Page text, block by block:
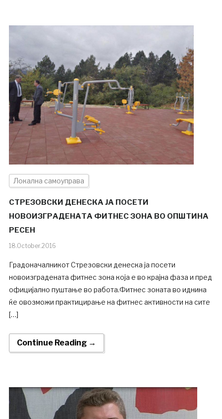
Локална самоуправа
СТРЕЗОВСКИ ДЕНЕСКА ЈА ПОСЕТИ
НОВОИЗГРАДЕНАТА ФИТНЕС ЗОНА ВО ОПШТИНА
РЕСЕН
18.October.2016
Градоначалникот Стрезовски денеска ја посети
новоизградената фитнес зона која е во крајна фаза и пред
официјално пуштање во работа.Фитнес зоната во иднина
ќе овозможи практицирање на фитнес активности на сите
[…]
Continue Reading →